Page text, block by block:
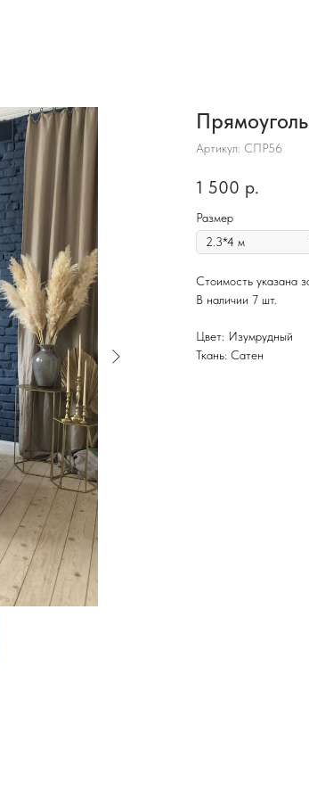
Артикул: СПР56
1 500 р.
Размер
Стоимость указана
В наличии 7 шт.
Цвет: Изумрудный
Ткань: Сатен